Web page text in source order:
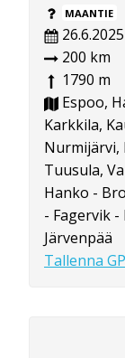
MAANTIE
26.6.2025
200 km
1790 m
Espoo,
Karkkila,
Nurmijärvi,
Tuusula,
Hanko -
- Fagervik
Järvenpää
Tallenna